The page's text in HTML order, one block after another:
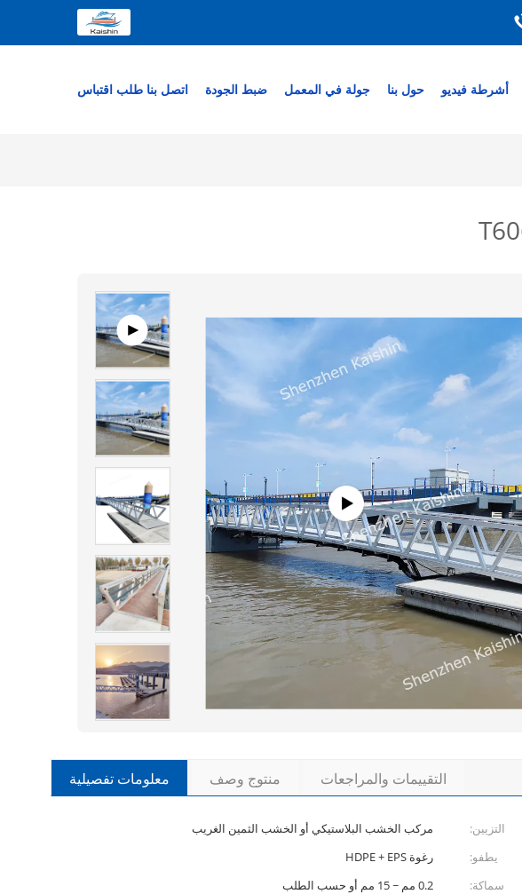
أشرطة فيديو حول بنا جولة في المعمل ضبط الجودة اتصل بنا طلب اقتباس
معلومات تفصيلية منتوج وصف التقييمات والمراجعات
التزيين:
مركب الخشب البلاستيكي أو الخشب الثمين الغريب
يطفو:
رغوة HDPE + EPS
سماكة:
0.2 مم ~ 15 مم أو حسب الطلب